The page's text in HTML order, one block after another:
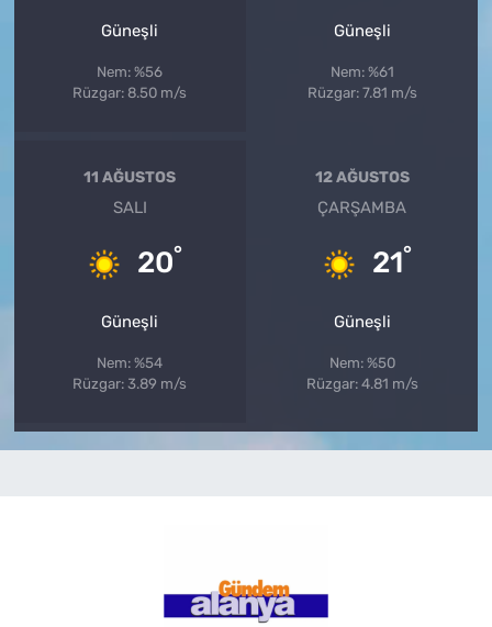
Güneşli
Nem: %56
Rüzgar: 8.50 m/s
Güneşli
Nem: %61
Rüzgar: 7.81 m/s
11 AĞUSTOS
SALI
20°
Güneşli
Nem: %54
Rüzgar: 3.89 m/s
12 AĞUSTOS
ÇARŞAMBA
21°
Güneşli
Nem: %50
Rüzgar: 4.81 m/s